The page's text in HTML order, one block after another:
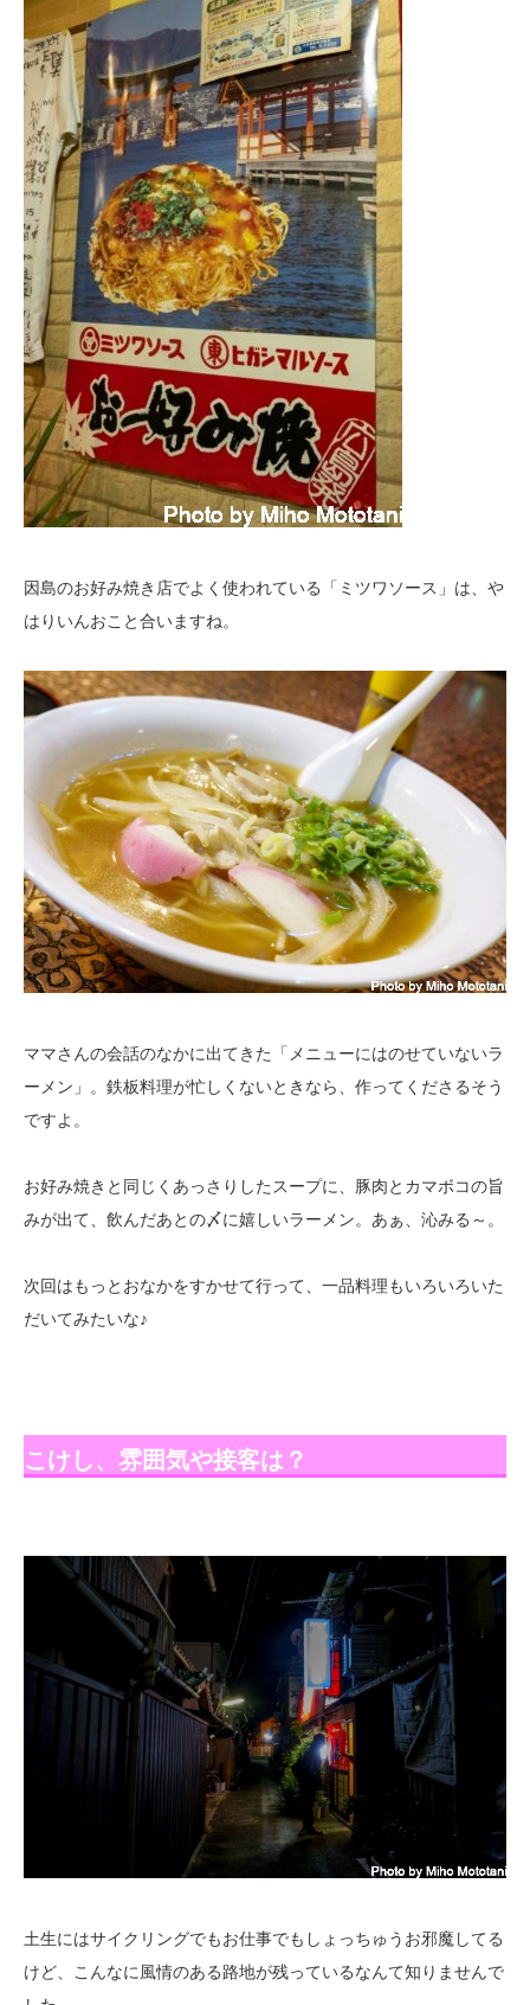
因島のお好み焼き店でよく使われている「ミツワソース」は、や
はりいんおこと合いますね。
ママさんの会話のなかに出てきた「メニューにはのせていないラ
ーメン」。鉄板料理が忙しくないときなら、作ってくださるそう
ですよ。
お好み焼きと同じくあっさりしたスープに、豚肉とカマボコの旨
みが出て、飲んだあとの〆に嬉しいラーメン。あぁ、沁みる～。
次回はもっとおなかをすかせて行って、一品料理もいろいろいた
だいてみたいな♪
こけし、雰囲気や接客は？
土生にはサイクリングでもお仕事でもしょっちゅうお邪魔してる
けど、こんなに風情のある路地が残っているなんて知りませんで